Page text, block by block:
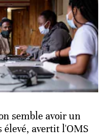
semble avoir un
avertit l'OMS